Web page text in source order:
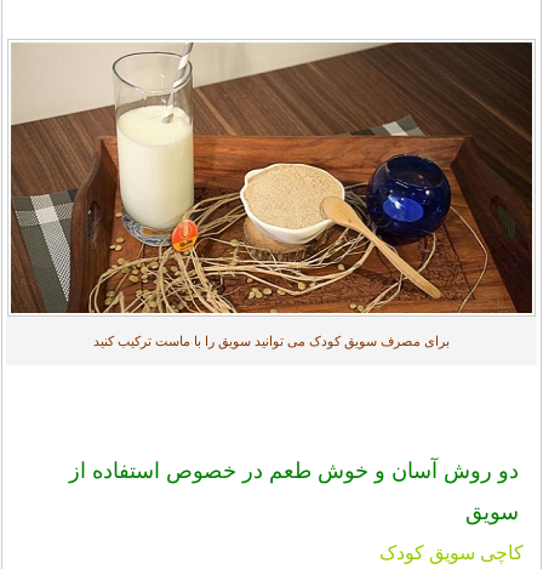
برای مصرف سویق کودک می توانید سویق را با ماست ترکیب کنید
دو روش آسان و خوش طعم در خصوص استفاده از
سویق
کاچی سویق کودک